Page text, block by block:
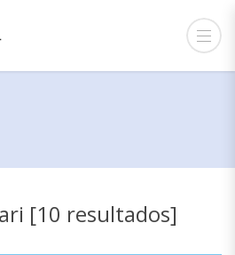
[10 resultados]